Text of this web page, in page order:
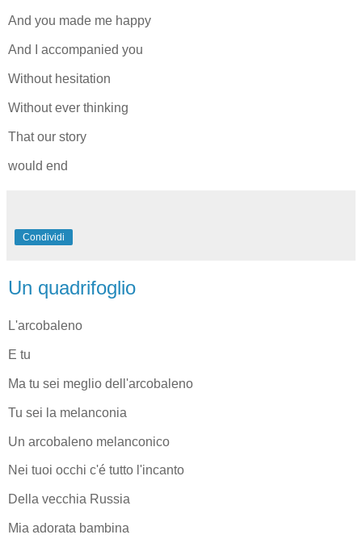
And you made me happy
And I accompanied you
Without hesitation
Without ever thinking
That our story
would end
Condividi
Un quadrifoglio
L'arcobaleno
E tu
Ma tu sei meglio dell'arcobaleno
Tu sei la melanconia
Un arcobaleno melanconico
Nei tuoi occhi c'é tutto l'incanto
Della vecchia Russia
Mia adorata bambina